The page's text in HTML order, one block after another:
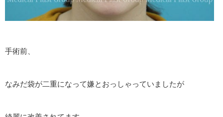
手術前、
なみだ袋が二重になって嫌とおっしゃっていましたが